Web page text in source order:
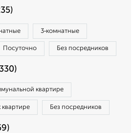
3‑комнатные
Посуточно Без посредников
квартире
квартире Без посредников